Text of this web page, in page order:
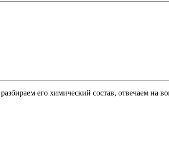
его химический состав, отвечаем на